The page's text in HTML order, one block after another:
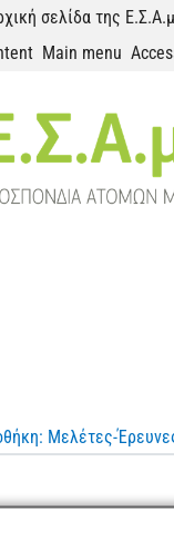
σελίδα της
Main menu
Mελέτες-